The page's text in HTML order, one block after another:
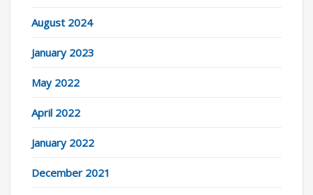
August 2024
January 2023
May 2022
April 2022
January 2022
December 2021